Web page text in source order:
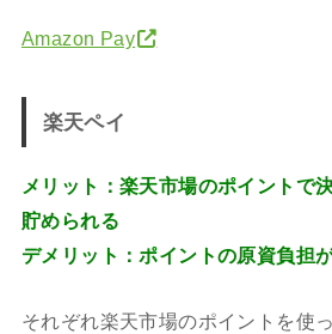
Amazon Pay
楽天ペイ
メリット：楽天市場のポイントで
貯められる
デメリット：ポイントの原資負担
それぞれ楽天市場のポイントを使